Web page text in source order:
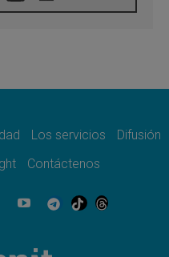
el mundo, solo la
del Evangelio
a las religiosas en el
de empoderamiento
Los servicios
Difusión
Contáctenos